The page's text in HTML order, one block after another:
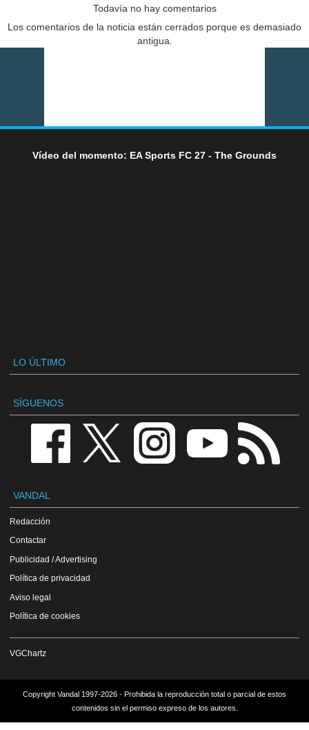
Todavía no hay comentarios
Los comentarios de la noticia están cerrados porque es demasiado
antigua.
Vídeo del momento: EA Sports FC 27 - The Grounds
LO ÚLTIMO
SÍGUENOS
VANDAL
Redacción
Contactar
Publicidad / Advertising
Política de privacidad
Aviso legal
Política de cookies
VGChartz
Copyright Vandal 1997-2026 - Prohibida la reproducción total o parcial de estos
contenidos sin el permiso expreso de los autores.